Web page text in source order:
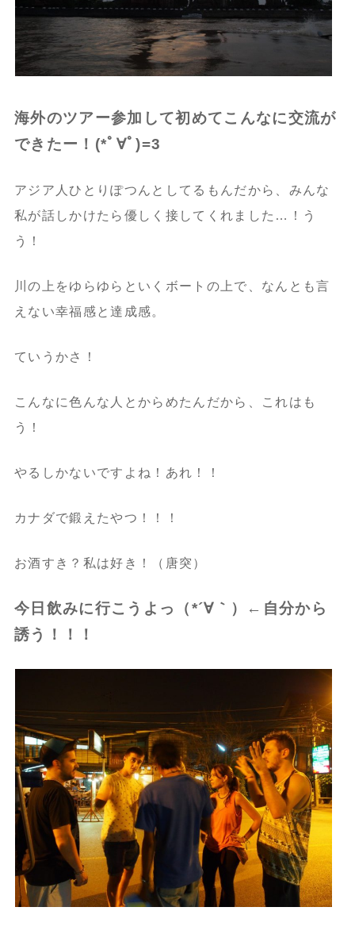
海外のツアー参加して初めてこんなに交流が
できたー！(*ﾟ∀ﾟ)=3
アジア人ひとりぽつんとしてるもんだから、みんな
私が話しかけたら優しく接してくれました…！う
う！
川の上をゆらゆらといくボートの上で、なんとも言
えない幸福感と達成感。
ていうかさ！
こんなに色んな人とからめたんだから、これはも
う！
やるしかないですよね！あれ！！
カナダで鍛えたやつ！！！
お酒すき？私は好き！（唐突）
今日飲みに行こうよっ（*´∀｀）←自分から
誘う！！！